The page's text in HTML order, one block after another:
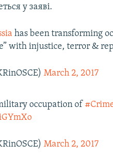
у заяві.
has been transforming
with injustice, terror &
March 2, 2017
occupation of
March 2, 2017